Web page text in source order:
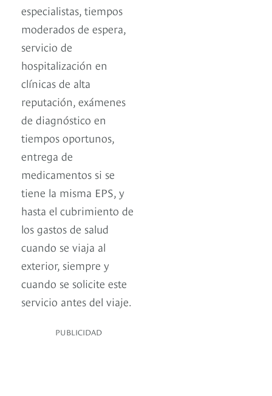
especialistas, tiempos
moderados de espera,
servicio de
hospitalización en
clínicas de alta
reputación, exámenes
de diagnóstico en
tiempos oportunos,
entrega de
medicamentos si se
tiene la misma EPS, y
hasta el cubrimiento de
los gastos de salud
cuando se viaja al
exterior, siempre y
cuando se solicite este
servicio antes del viaje.
PUBLICIDAD